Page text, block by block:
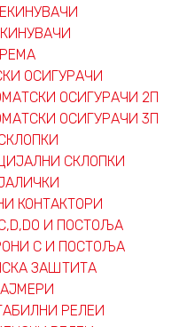
ОСИГУРАЧИ
ОСИГУРАЧИ 2П
ОСИГУРАЧИ 3П
СКЛОПКИ
КОНТАКТОРИ
И ПОСТОЉА
C И ПОСТОЉА
ЗАШТИТА
РЕЛЕИ